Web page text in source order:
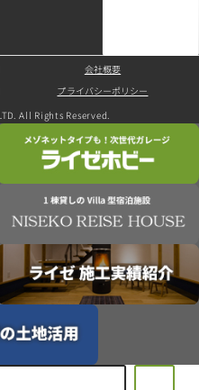
会社概要
プライバシーポリシー
All Rights Reserved.